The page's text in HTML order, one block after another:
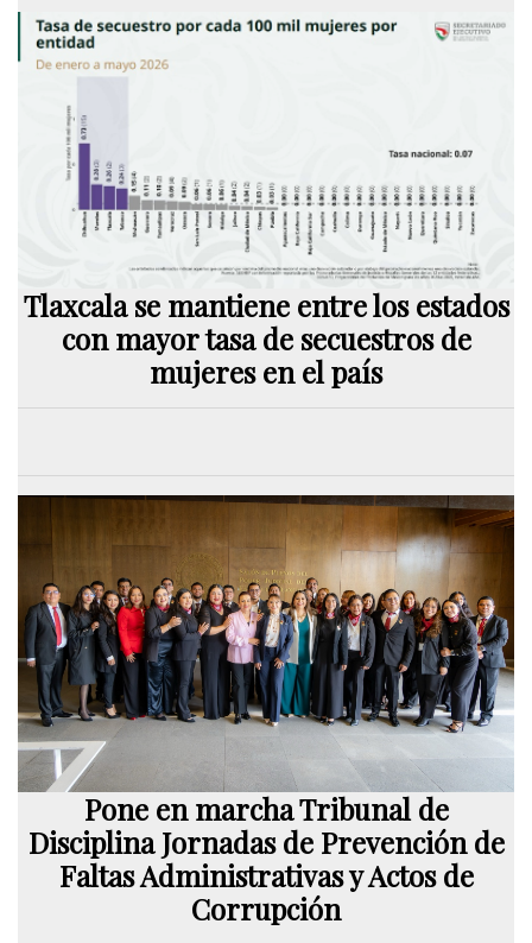
Tlaxcala se mantiene entre los estados
con mayor tasa de secuestros de
mujeres en el país
Pone en marcha Tribunal de
Disciplina Jornadas de Prevención de
Faltas Administrativas y Actos de
Corrupción